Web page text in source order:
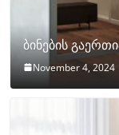
ბინების
November 4, 2024